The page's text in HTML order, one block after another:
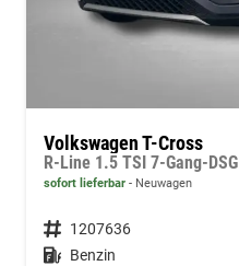
Volkswagen T-Cross
R-Line 1.5 TSI 7-Gang-DSG
sofort lieferbar Neuwagen
Fahrzeugnummer 1207636
Kraftstoff Benzin